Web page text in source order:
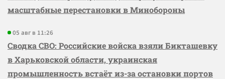
масштабные перестановки в Минобороны
05 авг в 11:26
Сводка СВО: Российские войска взяли Бикташевку
в Харьковской области, украинская
промышленность встаёт из-за остановки портов